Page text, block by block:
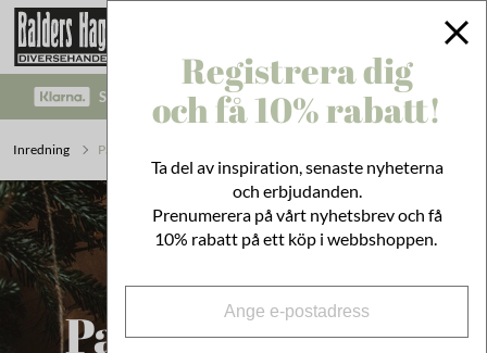
SÄKRA BETALNINGAR MED KLARNA CHECKOUT!
Inredning Paketinslagning
Paketinslagning
Registrera dig
och få 10% rabatt!
Ta del av inspiration, senaste nyheterna
och erbjudanden.
Prenumerera på vårt nyhetsbrev och få
10% rabatt på ett köp i webbshoppen.